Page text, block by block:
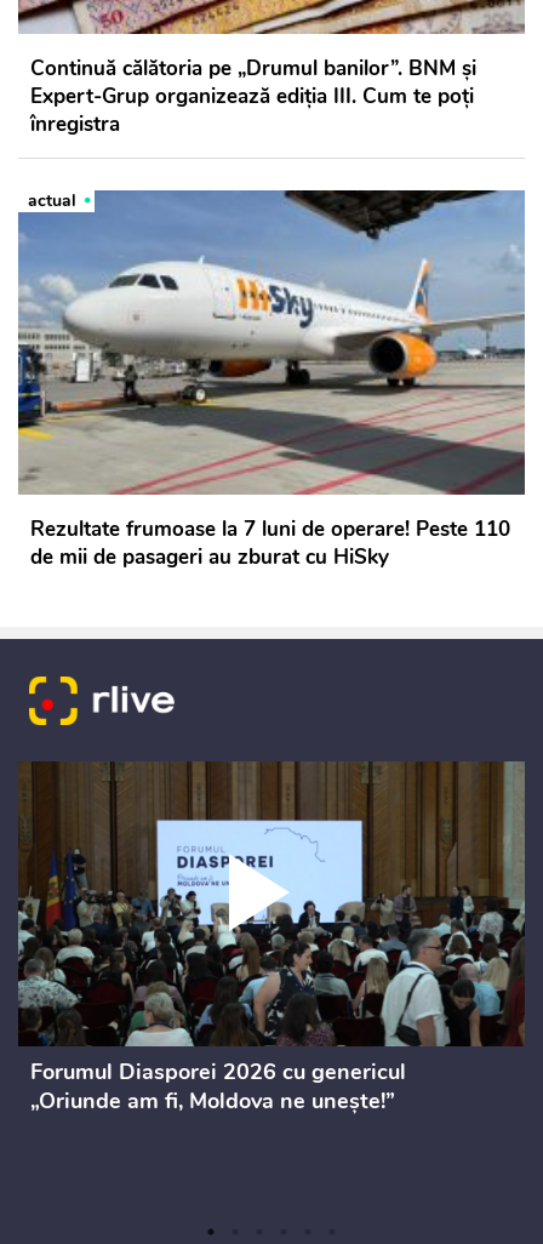
Continuă călătoria pe „Drumul banilor”. BNM și
Expert-Grup organizează ediția III. Cum te poți
înregistra
actual
Rezultate frumoase la 7 luni de operare! Peste 110
de mii de pasageri au zburat cu HiSky
Forumul Diasporei 2026 cu genericul
„Oriunde am fi, Moldova ne unește!”